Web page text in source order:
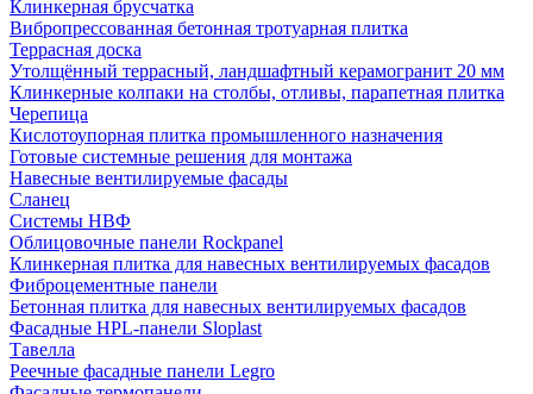
Клинкерная брусчатка
Вибропрессованная бетонная тротуарная плитка
Террасная доска
Утолщённый террасный, ландшафтный керамогранит 20 мм
Клинкерные колпаки на столбы, отливы, парапетная плитка
Черепица
Кислотоупорная плитка промышленного назначения
Готовые системные решения для монтажа
Навесные вентилируемые фасады
Сланец
Системы НВФ
Облицовочные панели Rockpanel
Клинкерная плитка для навесных вентилируемых фасадов
Фиброцементные панели
Бетонная плитка для навесных вентилируемых фасадов
Фасадные HPL-панели Sloplast
Тавелла
Реечные фасадные панели Legro